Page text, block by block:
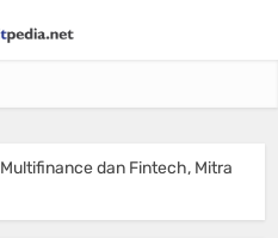
Multifinance dan Fintech, Mitra